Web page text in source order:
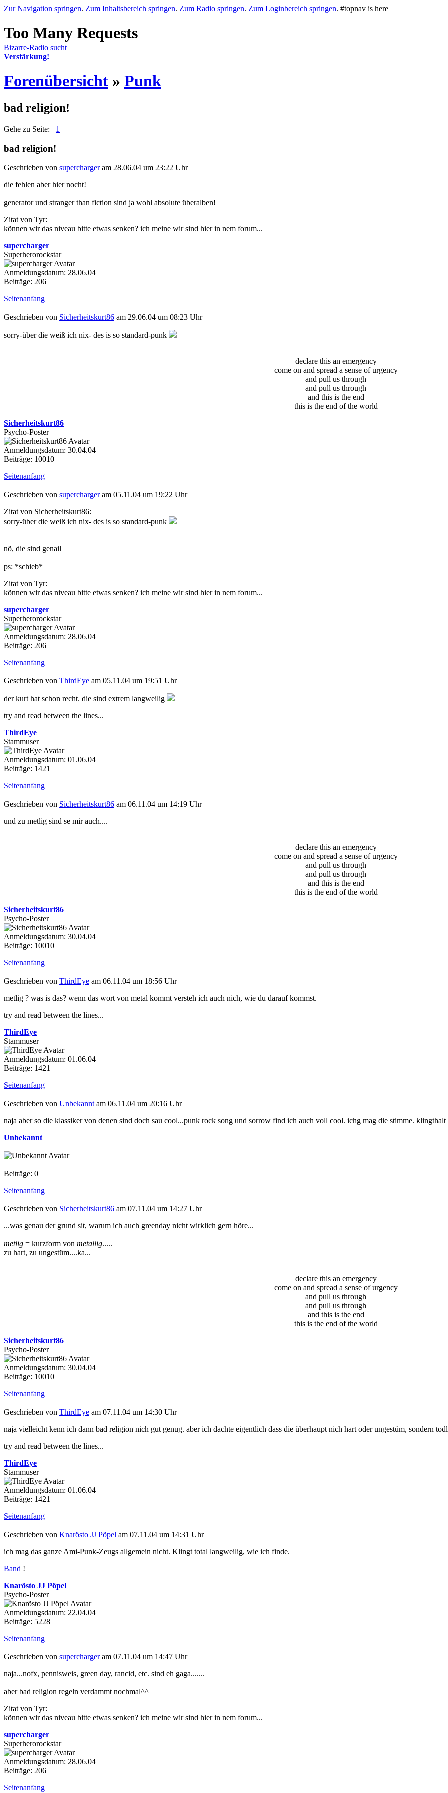
Zur Navigation springen. Zum Inhaltsbereich springen. Zum Radio springen. Zum Loginbereich springen. #topnav is here
Bizarre-Radio sucht
Verstärkung!
Forenübersicht » Punk
bad religion!
Gehe zu Seite: 1
bad religion!
Geschrieben von superchargeram 28.06.04 um 23:22 Uhr
die fehlen aber hier nocht!
generator und stranger than fiction sind ja wohl absolute überalben!
Zitat von Tyr:
können wir das niveau bitte etwas senken? ich meine wir sind hier in nem forum...
supercharger
Superherorockstar
Anmeldungsdatum: 28.06.04
Beiträge: 206
Seitenanfang
Geschrieben von Sicherheitskurt86 am 29.06.04 um 08:23 Uhr
sorry-über die weiß ich nix- des is so standard-punk
declare this an emergency
come on and spread a sense of urgency
and pull us through
and pull us through
and this is the end
this is the end of the world
Sicherheitskurt86
Psycho-Poster
Anmeldungsdatum: 30.04.04
Beiträge: 10010
Seitenanfang
Geschrieben von superchargeram 05.11.04 um 19:22 Uhr
Zitat von Sicherheitskurt86:
sorry-über die weiß ich nix- des is so standard-punk
nö, die sind genail
ps: *schieb*
Zitat von Tyr:
können wir das niveau bitte etwas senken? ich meine wir sind hier in nem forum...
supercharger
Superherorockstar
Anmeldungsdatum: 28.06.04
Beiträge: 206
Seitenanfang
Geschrieben von ThirdEye am 05.11.04 um 19:51 Uhr
der kurt hat schon recht. die sind extrem langweilig
try and read between the lines...
ThirdEye
Stammuser
Anmeldungsdatum: 01.06.04
Beiträge: 1421
Seitenanfang
Geschrieben von Sicherheitskurt86 am 06.11.04 um 14:19 Uhr
und zu metlig sind se mir auch....
declare this an emergency
come on and spread a sense of urgency
and pull us through
and pull us through
and this is the end
this is the end of the world
Sicherheitskurt86
Psycho-Poster
Anmeldungsdatum: 30.04.04
Beiträge: 10010
Seitenanfang
Geschrieben von ThirdEye am 06.11.04 um 18:56 Uhr
metlig ? was is das? wenn das wort von metal kommt versteh ich auch nich, wie du darauf kommst.
try and read between the lines...
ThirdEye
Stammuser
Anmeldungsdatum: 01.06.04
Beiträge: 1421
Seitenanfang
Geschrieben von Unbekannt am 06.11.04 um 20:16 Uhr
naja aber so die klassiker von denen sind doch sau cool...punk rock song und sorrow find ich auch voll cool. ichg mag die stimme.
Unbekannt
Beiträge: 0
Seitenanfang
Geschrieben von Sicherheitskurt86 am 07.11.04 um 14:27 Uhr
...was genau der grund sit, warum ich auch greenday nicht wirklich gern höre...
metlig = kurzform von metallig.....
zu hart, zu ungestüm....ka...
declare this an emergency
come on and spread a sense of urgency
and pull us through
and pull us through
and this is the end
this is the end of the world
Sicherheitskurt86
Psycho-Poster
Anmeldungsdatum: 30.04.04
Beiträge: 10010
Seitenanfang
Geschrieben von ThirdEye am 07.11.04 um 14:30 Uhr
naja vielleicht kenn ich dann bad religion nich gut genug. aber ich dachte eigentlich dass die überhaupt nich hart oder ungestüm, sondern
try and read between the lines...
ThirdEye
Stammuser
Anmeldungsdatum: 01.06.04
Beiträge: 1421
Seitenanfang
Geschrieben von Knarösto JJ Pöpel am 07.11.04 um 14:31 Uhr
ich mag das ganze Ami-Punk-Zeugs allgemein nicht. Klingt total langweilig, wie ich finde.
Band !
Knarösto JJ Pöpel
Psycho-Poster
Anmeldungsdatum: 22.04.04
Beiträge: 5228
Seitenanfang
Geschrieben von superchargeram 07.11.04 um 14:47 Uhr
naja...nofx, pennisweis, green day, rancid, etc. sind eh gaga.......
aber bad religion regeln verdammt nochmal^^
Zitat von Tyr:
können wir das niveau bitte etwas senken? ich meine wir sind hier in nem forum...
supercharger
Superherorockstar
Anmeldungsdatum: 28.06.04
Beiträge: 206
Seitenanfang